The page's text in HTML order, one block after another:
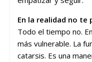
En la realidad no te
Todo el tiempo no.
más vulnerable. La
catarsis. Es una